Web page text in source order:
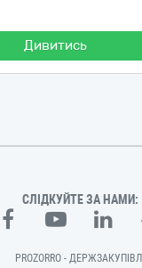
Дивитись
СЛІДКУЙТЕ ЗА НАМИ:
PROZORRO - ДЕРЖЗАКУПІВЛІ